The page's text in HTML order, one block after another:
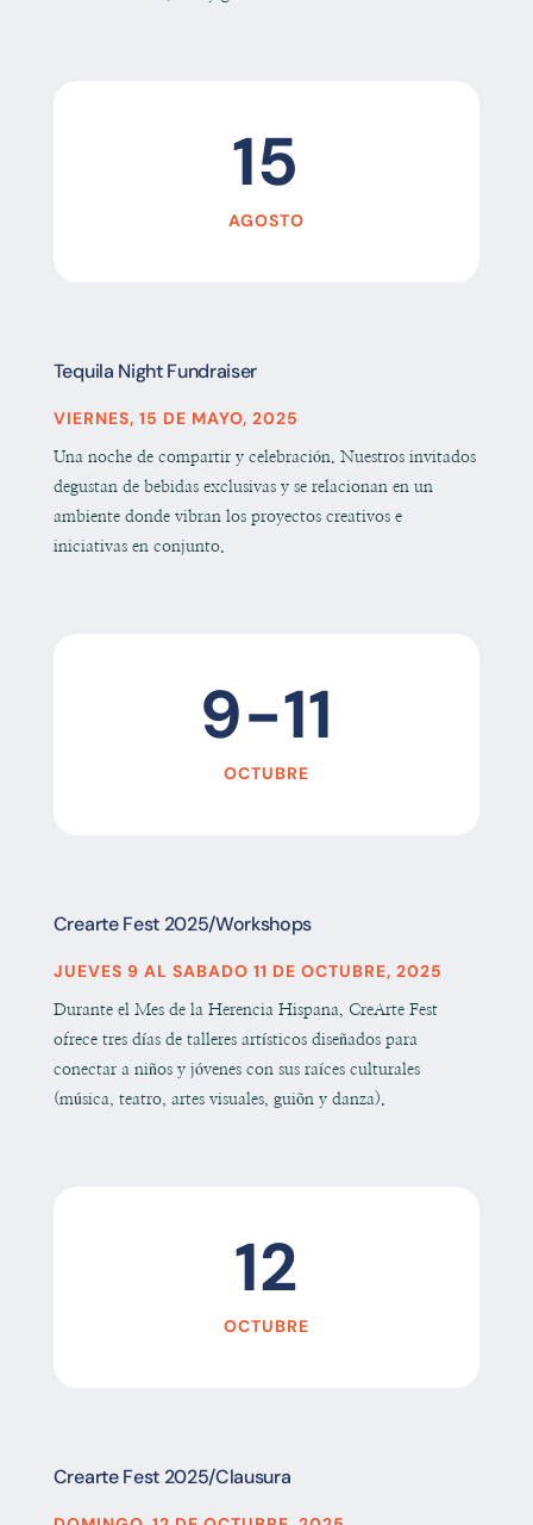
15
AGOSTO
Tequila Night Fundraiser
VIERNES, 15 DE MAYO, 2025
Una noche de compartir y celebración. Nuestros invitados
degustan de bebidas exclusivas y se relacionan en un
ambiente donde vibran los proyectos creativos e
iniciativas en conjunto.
9-11
OCTUBRE
Crearte Fest 2025/Workshops
JUEVES 9 AL SABADO 11 DE OCTUBRE, 2025
Durante el Mes de la Herencia Hispana, CreArte Fest
ofrece tres días de talleres artísticos diseñados para
conectar a niños y jóvenes con sus raíces culturales
(música, teatro, artes visuales, guiõn y danza).
12
OCTUBRE
Crearte Fest 2025/Clausura